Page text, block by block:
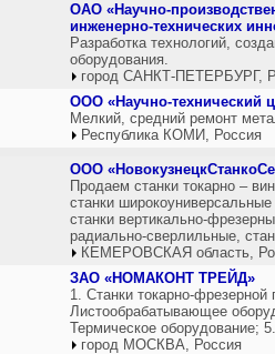
ОАО «Научно-
инженерно-технических
Разработка технологий,
оборудования.
город САНКТ-ПЕТЕРБУРГ,
ООО «Научно-технический
Мелкий, средний ремонт
Республика КОМИ, Россия
ООО
Продаем станки токарно –
станки
станки вертикально-
радиально-сверлильные,
КЕМЕРОВСКАЯ область,
ЗАО «НОМАКОНТ ТРЕЙД»
1. Станки токарно-
Листообрабатывающее
Термическое оборудование;
город МОСКВА, Россия